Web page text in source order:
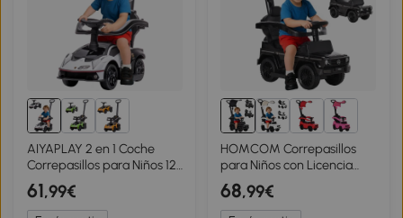
AIYAPLAY 2 en 1 Coche
Correpasillos para Niños 12-
36 Meses Lamborghini
Essenza SCV12 Andador
Empujador con Bocina
61,99€
HOMCOM Correpasillos
para Niños con Licencia
Mercedes G350 Coche
Correpasillos para Niños de
1-3 Años con Bocina Capota
68,99€